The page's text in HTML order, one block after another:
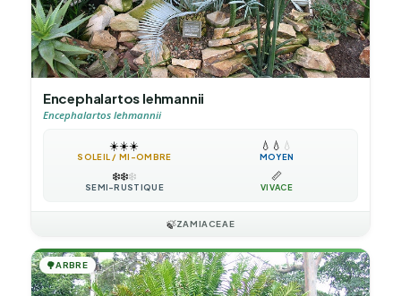
Encephalartos lehmannii
Encephalartos lehmannii
☀️☀️☀️
SOLEIL / MI-OMBRE
💧 💧 💧
MOYEN
❄️❄️❄️
SEMI-RUSTIQUE
📏
VIVACE
🍃ZAMIACEAE
🌳ARBRE